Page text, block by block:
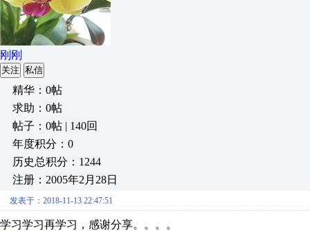
刚刚
关注 私信
精华：0帖
求助：0帖
帖子：0帖 | 140回
年度积分：0
历史总积分：1244
注册：2005年2月28日
发表于：2018-11-13 22:47:51
学习学习再学习，感谢分享。。。。